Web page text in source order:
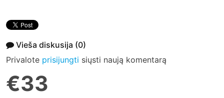
Vieša diskusija (0)
Privalote prisijungti siųsti naują komentarą
€33